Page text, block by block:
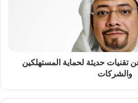
تقنيات حديثة لحماية المستهلكين
والشركات